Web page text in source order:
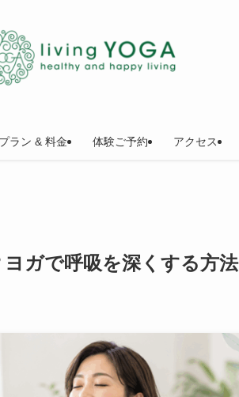
プラン & 料金 体験ご予約 アクセス
ヨガで呼吸を深くする方法